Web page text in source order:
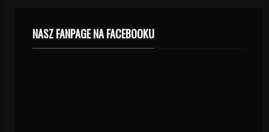
NASZ FANPAGE NA FACEBOOKU